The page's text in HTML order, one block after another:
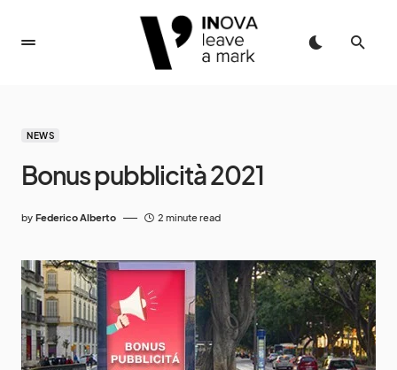
NEWS
Bonus pubblicità 2021
by Federico Alberto 2 minute read